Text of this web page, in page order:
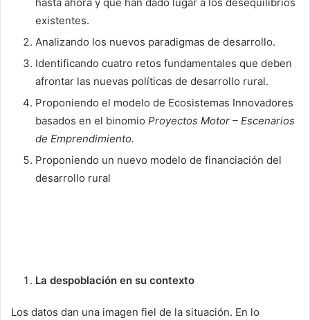
existentes.
Analizando los nuevos paradigmas de desarrollo.
Identificando cuatro retos fundamentales que deben
afrontar las nuevas políticas de desarrollo rural.
Proponiendo el modelo de Ecosistemas Innovadores
basados en el binomio Proyectos Motor – Escenarios
de Emprendimiento.
Proponiendo un nuevo modelo de financiación del
desarrollo rural
La despoblación en su contexto
Los datos dan una imagen fiel de la situación. En lo